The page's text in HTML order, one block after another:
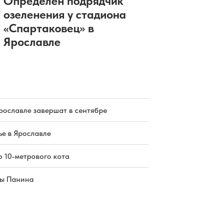
озеленения у стадиона
«Спартаковец» в
Ярославле
завершат в сентябре
в Ярославле
10-метрового кота
Панина